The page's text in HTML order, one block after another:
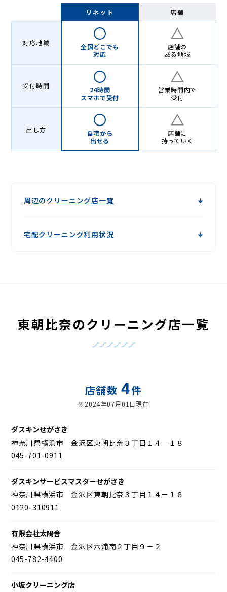
リネット 店舗
対応地域
全国どこでも
対応
店舗の
ある地域
受付時間
24時間
スマホで受付
営業時間内で
受付
出し方
自宅から
出せる
店舗に
持っていく
周辺のクリーニング店一覧
宅配クリーニング利用状況
東朝比奈のクリーニング店一覧
店舗数4件
※2024年07月01日現在
ダスキンせがさき
神奈川県横浜市 金沢区東朝比奈３丁目１４－１８
045-701-0911
ダスキンサービスマスターせがさき
神奈川県横浜市 金沢区東朝比奈３丁目１４－１８
0120-310911
有限会社太陽舎
神奈川県横浜市 金沢区六浦南２丁目９－２
045-782-4400
小坂クリーニング店